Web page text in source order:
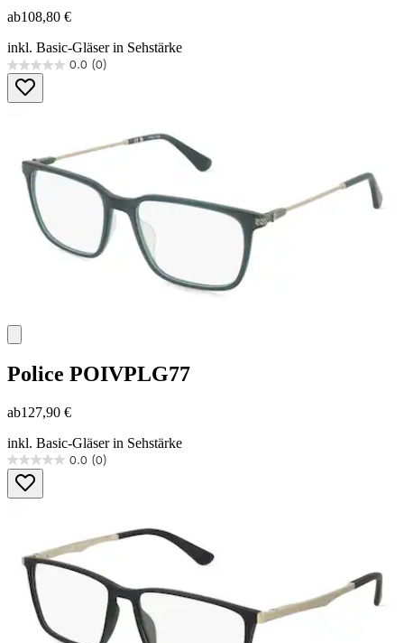
ab108,80 €
inkl. Basic-Gläser in Sehstärke
0.0 (0)
0.0
von
5
Police POIVPLG77
ab127,90 €
inkl. Basic-Gläser in Sehstärke
0.0 (0)
0.0
von
5